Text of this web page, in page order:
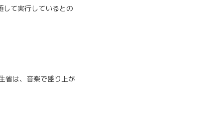
て実行しているとの
省は、音楽で盛り上が